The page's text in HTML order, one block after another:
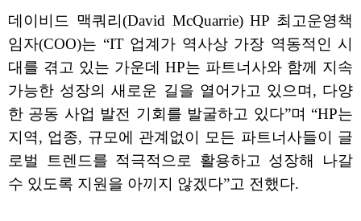
데이비드 맥쿼리(David McQuarrie) HP 최고운영책
임자(COO)는 “IT 업계가 역사상 가장 역동적인 시
대를 겪고 있는 가운데 HP는 파트너사와 함께 지속
가능한 성장의 새로운 길을 열어가고 있으며, 다양
한 공동 사업 발전 기회를 발굴하고 있다”며 “HP는
지역, 업종, 규모에 관계없이 모든 파트너사들이 글
로벌 트렌드를 적극적으로 활용하고 성장해 나갈
수 있도록 지원을 아끼지 않겠다”고 전했다.